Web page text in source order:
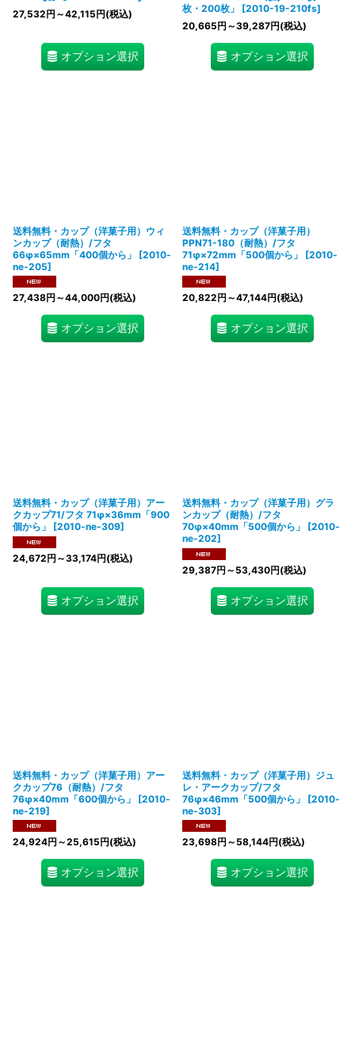
27,532円 ～42,115円(税込)
オプション選択
枚・200枚」
[2010-19-210fs]
20,665円 ～39,287円(税込)
オプション選択
送料無料・カップ（洋菓子用）ウィ
ンカップ（耐熱）/フタ
66φ×65mm「400個から」
[2010-
ne-205]
27,438円 ～44,000円(税込)
オプション選択
送料無料・カップ（洋菓子用）
PPN71-180（耐熱）/フタ
71φ×72mm「500個から」
[2010-
ne-214]
20,822円 ～47,144円(税込)
オプション選択
送料無料・カップ（洋菓子用）アー
クカップ71/フタ 71φ×36mm「900
個から」
[2010-ne-309]
24,672円 ～33,174円(税込)
オプション選択
送料無料・カップ（洋菓子用）グラ
ンカップ（耐熱）/フタ
70φ×40mm「500個から」
[2010-
ne-202]
29,387円 ～53,430円(税込)
オプション選択
送料無料・カップ（洋菓子用）アー
クカップ76（耐熱）/フタ
76φ×40mm「600個から」
[2010-
ne-219]
24,924円 ～25,615円(税込)
オプション選択
送料無料・カップ（洋菓子用）ジュ
レ・アークカップ/フタ
76φ×46mm「500個から」
[2010-
ne-303]
23,698円 ～58,144円(税込)
オプション選択